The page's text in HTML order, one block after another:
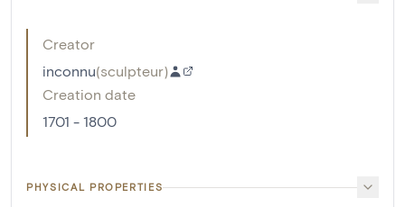
Creator
inconnu(sculpteur)
Creation date
1701 - 1800
PHYSICAL PROPERTIES